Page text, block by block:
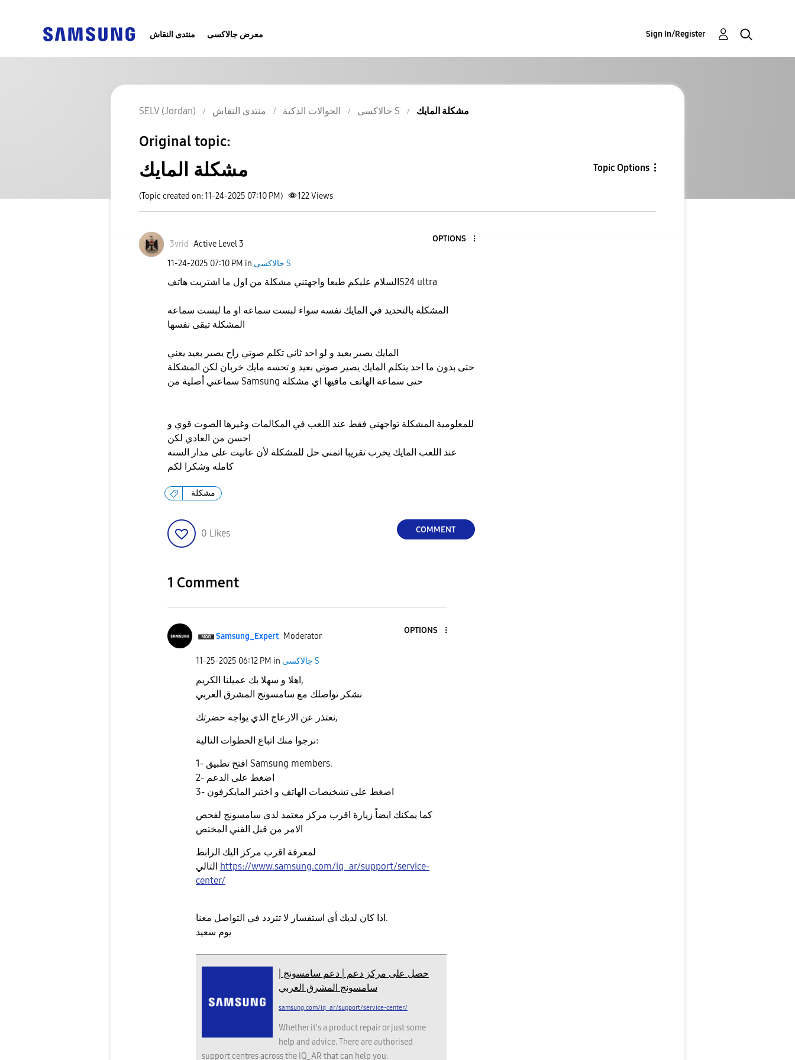
منتدى النقاش معرض جالاكسى Sign In/Register
SELV (Jordan) منتدى النقاش الجوالات الذكية جالاكسى S مشكلة المايك
Original topic:
مشكلة المايك Topic Options
(Topic created on: 11-24-2025 07:10 PM) 122Views
3vrid Active Level 3
OPTIONS
‎11-24-2025 07:10 PM in جالاكسى S
السلام عليكم طبعا واجهتني مشكلة من اول ما اشتريت هاتفS24 ultra
المشكلة بالتحديد في المايك نفسه سواء لبست سماعه او ما لبست سماعه
المايك يصير بعيد و لو احد ثاني تكلم صوتي راح يصير بعيد يعني
حتى بدون ما احد يتكلم المايك يصير صوتي بعيد و تحسه مايك خربان لكن المشكلة
سماعتي أصلية من Samsung حتى سماعة الهاتف مافيها اي مشكلة
للمعلومية المشكلة تواجهني فقط عند اللعب في المكالمات وغيرها الصوت قوي و
احسن من العادي لكن
عند اللعب المايك يخرب تقريبا اتمنى حل للمشكلة لأن عانيت على مدار السنه
كامله وشكرا لكم
مشكلة
0 Likes COMMENT
1 Comment
Samsung_Expert Moderator
OPTIONS
‎11-25-2025 06:12 PM in جالاكسى S
اهلا و سهلا بك عميلنا الكريم,
نشكر تواصلك مع سامسونج المشرق العربي
نعتذر عن الازعاج الذي يواجه حضرتك,
نرجوا منك اتباع الخطوات التالية:
1- افتح تطبيق Samsung members.
2- اضغط على الدعم
كما يمكنك ايضاً زيارة اقرب مركز معتمد لدى سامسونج لفحص
الامر من قبل الفني المختص
لمعرفة اقرب مركز اليك الرابط
https://www.samsung.com/iq_ar/support/service-
center/
اذا كان لديك أي استفسار لا تتردد في التواصل معنا.
يوم سعيد
حصل على مركز دعم | دعم سامسونج |
سامسونج المشرق العربي
samsung.com/iq_ar/support/service-center/
Whether it's a product repair or just some
help and advice. There are authorised
support centres across the IQ_AR that can help you.